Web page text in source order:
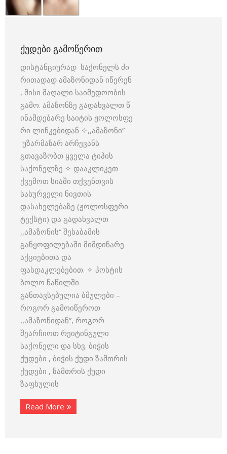
ᲥᲣᲓᲔᲑᲘ ᲒᲐᲛᲝᲬᲔᲠᲘᲗ
დისტანციურად საქონელს ძი
რითადად ამაზონიდან იწერენ
, მისი მაღალი საიმედოობის
გამო. ამაზონზე გადახვალთ წ
ინამდებარე საიტის ჟოლოსფე
რი ლინკებიდან ✧,,ამაზონი”
უზარმაზარ არჩევანს
გთავაზობთ ყველა ტიპის
საქონელზე ✧ დააკლიკეთ
ქვემოთ სიაში თქვენთვის
სასურველი ნივთის
დასახელებაზე (ჟოლოსფერი
ტექსტი) და გადახვალთ
,,ამაზონის“ შესაბამის
განყოფილებაში მიმდინარე
აქციებითა და
ფასდაკლებებით. ✧ პოსტის
ბოლო ნაწილში
განთავსებულია ბმულები –
როგორ გამოიწეროთ
,,ამაზონიდან”, როგორ
შეარჩიოთ რეიტინგული
საქონელი და სხვ. ბიჭის
ქუდები , ბიჭის ქუდი ზამთრის
ქუდები , ზამთრის ქუდი
ზაფხულის
Read More